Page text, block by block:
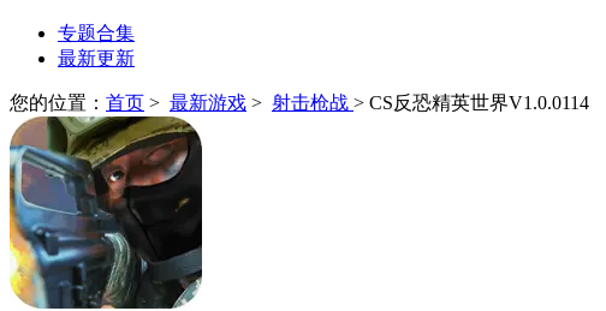
专题合集
最新更新
您的位置： 首页 > 最新游戏 > 射击枪战 > CS反恐精英世界V1.0.0114